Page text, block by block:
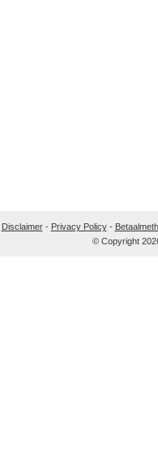
Disclaimer- Privacy Policy-
© Copyright